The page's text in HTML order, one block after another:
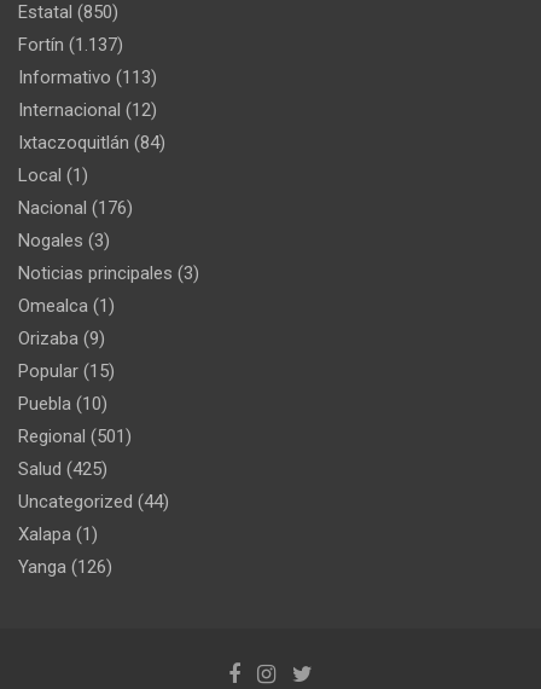
Estatal (850)
Fortín (1.137)
Informativo (113)
Internacional (12)
Ixtaczoquitlán (84)
Local (1)
Nacional (176)
Nogales (3)
Noticias principales (3)
Omealca (1)
Orizaba (9)
Popular (15)
Puebla (10)
Regional (501)
Salud (425)
Uncategorized (44)
Xalapa (1)
Yanga (126)